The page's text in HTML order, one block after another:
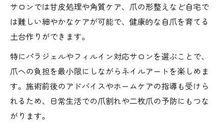
サロンでは甘皮処理や角質ケア、爪の形整えなど自宅で
は難しい細やかなケアが可能で、健康的な自爪を育てる
土台作りができます。
特にパラジェルやフィルイン対応サロンを選ぶことで、
爪への負担を最小限にしながらネイルアートを楽しめま
す。施術前後のアドバイスやホームケアの指導も受けら
れるため、日常生活での爪割れや二枚爪の予防にもつな
がります。